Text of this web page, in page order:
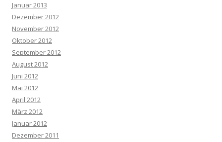
Januar 2013
Dezember 2012
November 2012
Oktober 2012
September 2012
August 2012
Juni 2012
Mai 2012
April 2012
März 2012
Januar 2012
Dezember 2011